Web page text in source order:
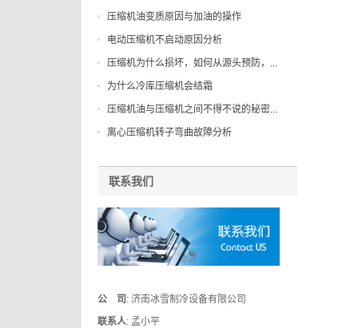
压缩机油变质原因与加油的操作
电动压缩机不启动原因分析
压缩机为什么损坏，如何从源头预防，...
为什么冷库压缩机会结霜
压缩机油与压缩机之间不得不说的秘密...
离心压缩机转子弯曲故障分析
联系我们
公 司 : 济南冰雪制冷设备有限公司
联系人: 孟小平